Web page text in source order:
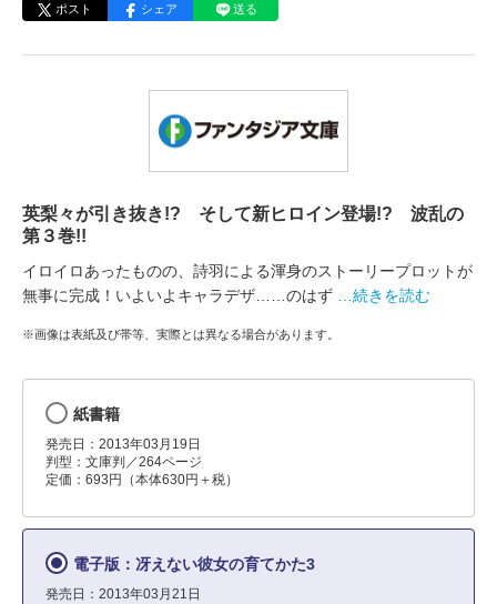
ポスト シェア 送る
英梨々が引き抜き!? そして新ヒロイン登場!? 波乱の
第３巻!!
イロイロあったものの、詩羽による渾身のストーリープロットが
無事に完成！いよいよキャラデザ……のはず
…続きを読む
※画像は表紙及び帯等、実際とは異なる場合があります。
紙書籍
発売日：2013年03月19日
判型：文庫判／264ページ
定価：693円（本体630円＋税）
電子版：冴えない彼女の育てかた3
発売日：2013年03月21日